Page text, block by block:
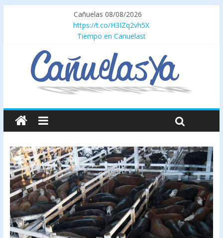
Cañuelas 08/08/2026
https://t.co/H3IZq2vh5X
Tiempo en Canuelast